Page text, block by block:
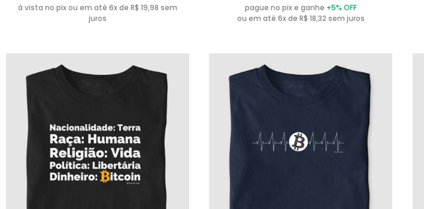
à vista no pix ou em até 6x de R$ 19,98 sem
juros
pague no pix e ganhe +5% OFF
ou em até 6x de R$ 18,32 sem juros